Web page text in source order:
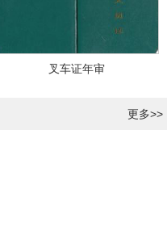
叉车证年审
更多>>